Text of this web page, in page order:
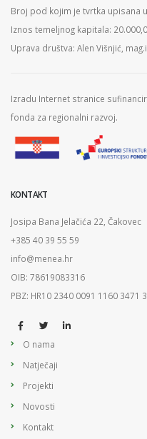
Broj pod kojim je tvrtka upisana
Iznos temeljnog kapitala:
Uprava društva: Alen Višnjić,
Izradu Internet stranice
fonda za regionalni razvoj.
KONTAKT
Josipa Bana Jelačića 22, Čakovec
+385 40 39 55 59
info@menea.hr
OIB: 78619083316
PBZ: HR10 2340 0091 1160 3471 3
O nama
Natječaji
Projekti
Novosti
Kontakt